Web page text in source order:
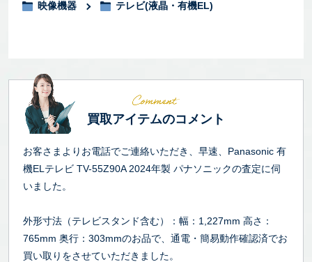
映像機器 テレビ(液晶・有機EL)
買取アイテムのコメント
お客さまよりお電話でご連絡いただき、早速、Panasonic 有
機ELテレビ TV-55Z90A 2024年製 パナソニックの査定に伺
いました。
外形寸法（テレビスタンド含む）：幅：1,227mm 高さ：
765mm 奥行：303mmのお品で、通電・簡易動作確認済でお
買い取りをさせていただきました。